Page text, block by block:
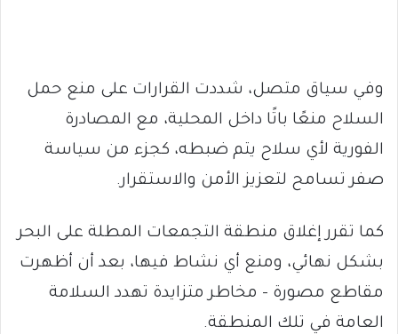
وفي سياق متصل، شددت القرارات على منع حمل
السلاح منعًا باتًا داخل المحلية، مع المصادرة
الفورية لأي سلاح يتم ضبطه، كجزء من سياسة
صفر تسامح لتعزيز الأمن والاستقرار.
كما تقرر إغلاق منطقة التجمعات المطلة على البحر
بشكل نهائي، ومنع أي نشاط فيها، بعد أن أظهرت
مقاطع مصورة – مخاطر متزايدة تهدد السلامة
العامة في تلك المنطقة.